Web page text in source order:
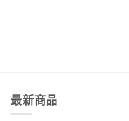
最新商品